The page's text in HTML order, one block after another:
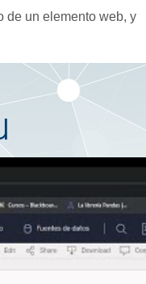
de un elemento web, y